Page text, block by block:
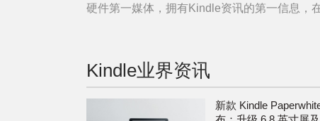
硬件第一媒体，拥有Kindle资讯的第一信息，
Kindle业界资讯
新款 Kindle